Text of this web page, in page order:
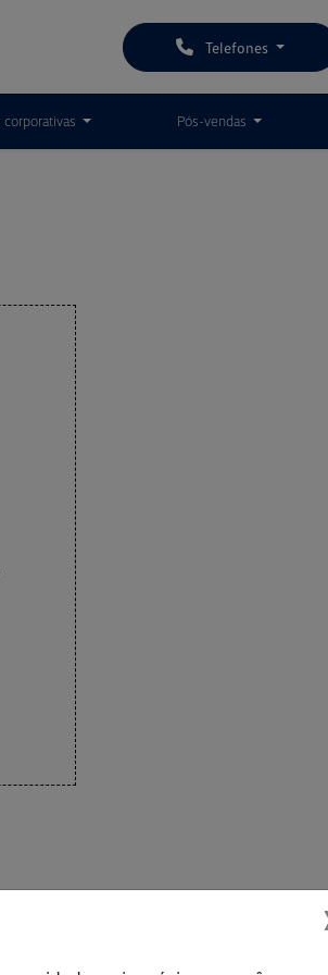
Telefones
corporativas Pós-vendas